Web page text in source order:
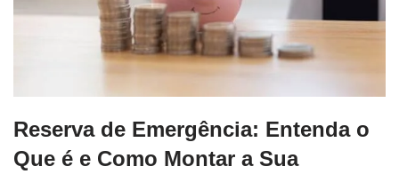
Reserva de Emergência: Entenda o
Que é e Como Montar a Sua